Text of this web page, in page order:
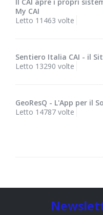
My CAI
Letto 11463 volte
Sentiero Italia CAI - il
Letto 13290 volte
GeoResQ - L'App per il
Letto 14787 volte